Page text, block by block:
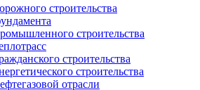
строительства
строительства
строительства
строительства
отрасли